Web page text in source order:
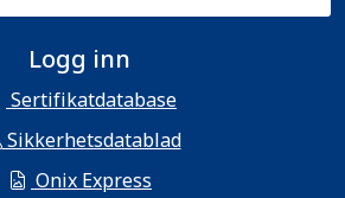
Logg inn
Sertifikatdatabase
Sikkerhetsdatablad
Onix Express